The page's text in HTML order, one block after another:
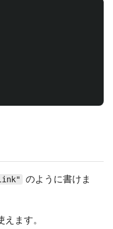
のように書けま
えます。